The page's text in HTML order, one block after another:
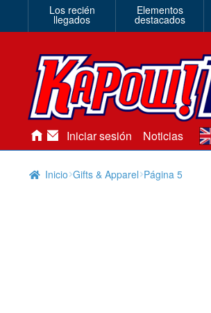
Los recién
llegados
Elementos
destacados
Iniciar sesión Noticias en
Inicio Gifts & Apparel Página 5